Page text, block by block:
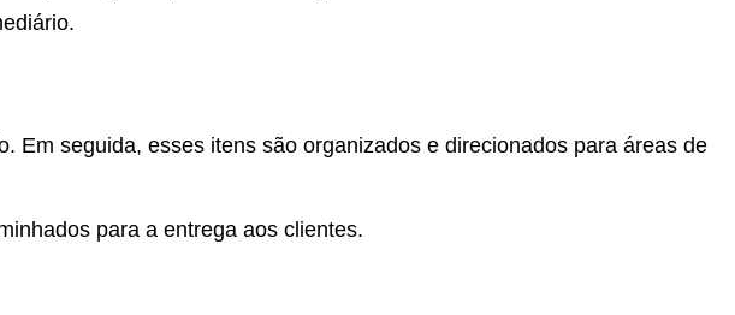
Em seguida, esses itens são organizados e direcionados para áreas de
para a entrega aos clientes.